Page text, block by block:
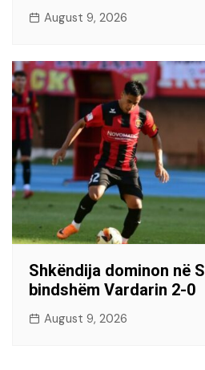
August 9, 2026
Shkëndija dominon në
bindshëm Vardarin 2-0
August 9, 2026